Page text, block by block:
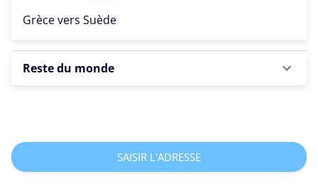
Grèce vers Suède
Reste du monde
SAISIR L'ADRESSE